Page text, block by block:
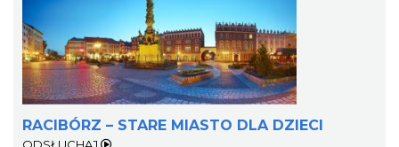
RACIBÓRZ – STARE MIASTO DLA DZIECI